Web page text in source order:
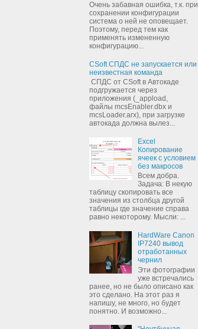
Очень забавная ошибка, т.к. при
сохранении конфигурации
система о ней не оповещает.
Поэтому, перед тем как
применять измененную
конфигурацию...
CSoft СПДС не запускается или
неизвестная команда
СПДС от CSoft в Автокаде
подгружается через
приложения (_appload,
файлы mcsEnabler.dbx и
mcsLoader.arx), при загрузке
автокада должна вылез...
Excel
Копирование
ячеек с условием
без макросов
Всем добра.
Задача: В некую
таблицу скопировать все
значения из столбца другой
таблицы где значение справа
равно некоторому. Мысли: ...
HardWare Canon
IP7240 вывод
отработанных
чернил
Эти фотографии
уже встречались
ранее, но не было описано как
это сделано. На этот раз я
напишу, не много, но будет
понятно. И возможно...